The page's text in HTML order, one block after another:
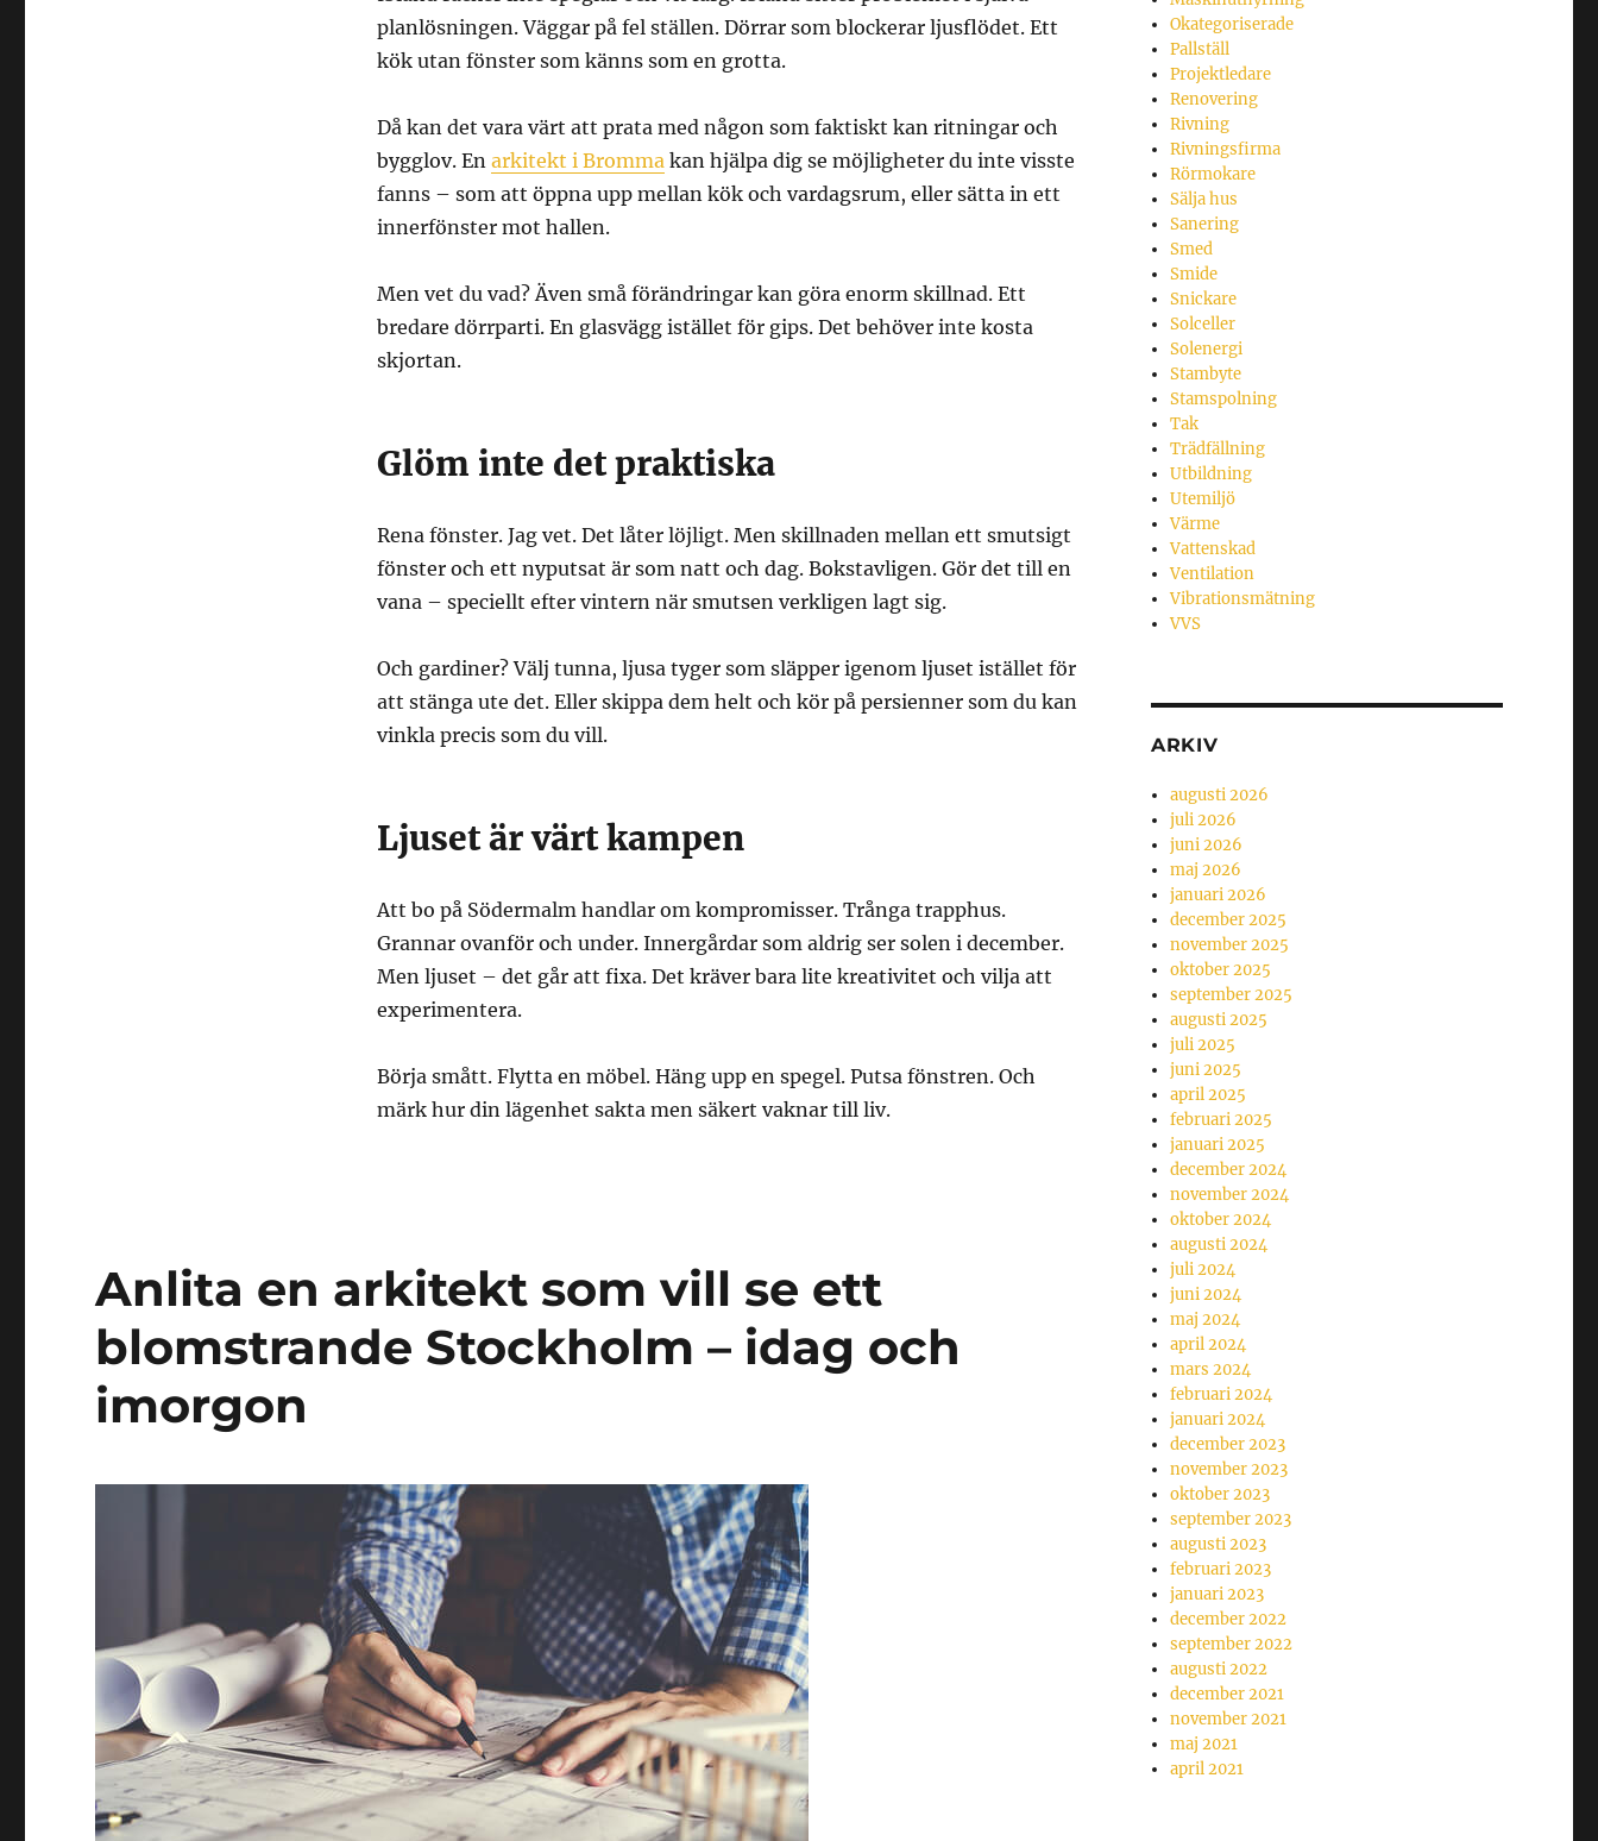
planlösningen. Väggar på fel ställen. Dörrar som blockerar ljusflödet. Ett
kök utan fönster som känns som en grotta.
Då kan det vara värt att prata med någon som faktiskt kan ritningar och
bygglov. En arkitekt i Brommakan hjälpa dig se möjligheter du inte visste
fanns – som att öppna upp mellan kök och vardagsrum, eller sätta in ett
innerfönster mot hallen.
Men vet du vad? Även små förändringar kan göra enorm skillnad. Ett
bredare dörrparti. En glasvägg istället för gips. Det behöver inte kosta
skjortan.
Glöm inte det praktiska
Rena fönster. Jag vet. Det låter löjligt. Men skillnaden mellan ett smutsigt
fönster och ett nyputsat är som natt och dag. Bokstavligen. Gör det till en
vana – speciellt efter vintern när smutsen verkligen lagt sig.
Och gardiner? Välj tunna, ljusa tyger som släpper igenom ljuset istället för
att stänga ute det. Eller skippa dem helt och kör på persienner som du kan
vinkla precis som du vill.
Ljuset är värt kampen
Att bo på Södermalm handlar om kompromisser. Trånga trapphus.
Grannar ovanför och under. Innergårdar som aldrig ser solen i december.
Men ljuset – det går att fixa. Det kräver bara lite kreativitet och vilja att
experimentera.
Börja smått. Flytta en möbel. Häng upp en spegel. Putsa fönstren. Och
märk hur din lägenhet sakta men säkert vaknar till liv.
Anlita en arkitekt som vill se ett
blomstrande Stockholm – idag och
imorgon
Okategoriserade
Pallställ
Projektledare
Renovering
Rivning
Rivningsfirma
Rörmokare
Sälja hus
Sanering
Smed
Smide
Snickare
Solceller
Solenergi
Stambyte
Stamspolning
Tak
Trädfällning
Utbildning
Utemiljö
Värme
Vattenskad
Ventilation
Vibrationsmätning
VVS
ARKIV
augusti 2026
juli 2026
juni 2026
maj 2026
januari 2026
december 2025
november 2025
oktober 2025
september 2025
augusti 2025
juli 2025
juni 2025
april 2025
februari 2025
januari 2025
december 2024
november 2024
oktober 2024
augusti 2024
juli 2024
juni 2024
maj 2024
april 2024
mars 2024
februari 2024
januari 2024
december 2023
november 2023
oktober 2023
september 2023
augusti 2023
februari 2023
januari 2023
december 2022
september 2022
augusti 2022
december 2021
november 2021
maj 2021
april 2021